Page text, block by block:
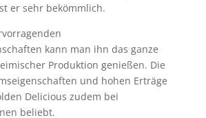
er sehr bekömmlich.
kann man ihn das ganze
Produktion genießen. Die
und hohen Erträge
Delicious zudem bei
beliebt.